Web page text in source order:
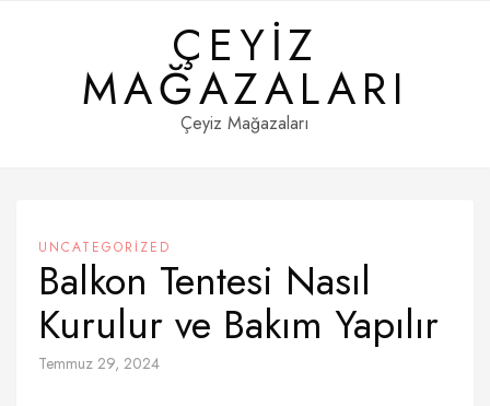
ÇEYIZ
MAĞAZALARI
Çeyiz Mağazaları
UNCATEGORIZED
Balkon Tentesi Nasıl
Kurulur ve Bakım Yapılır
Temmuz 29, 2024